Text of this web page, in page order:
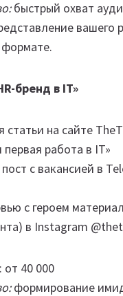
быстрый охват
вашего
бренд в IT»
на сайте
работа в IT»
с вакансией в
с героем
в Instagram
40 000
формирование